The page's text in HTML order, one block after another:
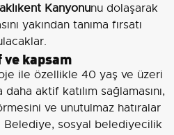
Kanyonunu dolaşarak
yakından tanıma fırsatı
ve kapsam
ile özellikle 40 yaş ve üzeri
aktif katılım sağlamasını,
ve unutulmaz hatıralar
Belediye, sosyal belediyecilik